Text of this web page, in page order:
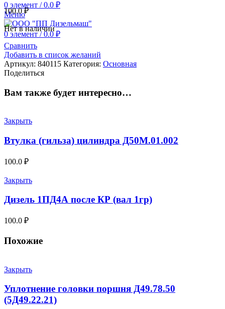
0 элемент / 0.0 ₽
Меню
0элемент / 0.0₽
100.0₽
Нет в наличии
Сравнить
Добавить в список желаний
Артикул: 840115 Категория: Основная
Поделиться
Вам также будет интересно…
Закрыть
Втулка (гильза) цилиндра Д50М.01.002
100.0 ₽
Закрыть
Дизель 1ПД4А после КР (вал 1гр)
100.0 ₽
Похожие
Закрыть
Уплотнение головки поршня Д49.78.50
(5Д49.22.21)